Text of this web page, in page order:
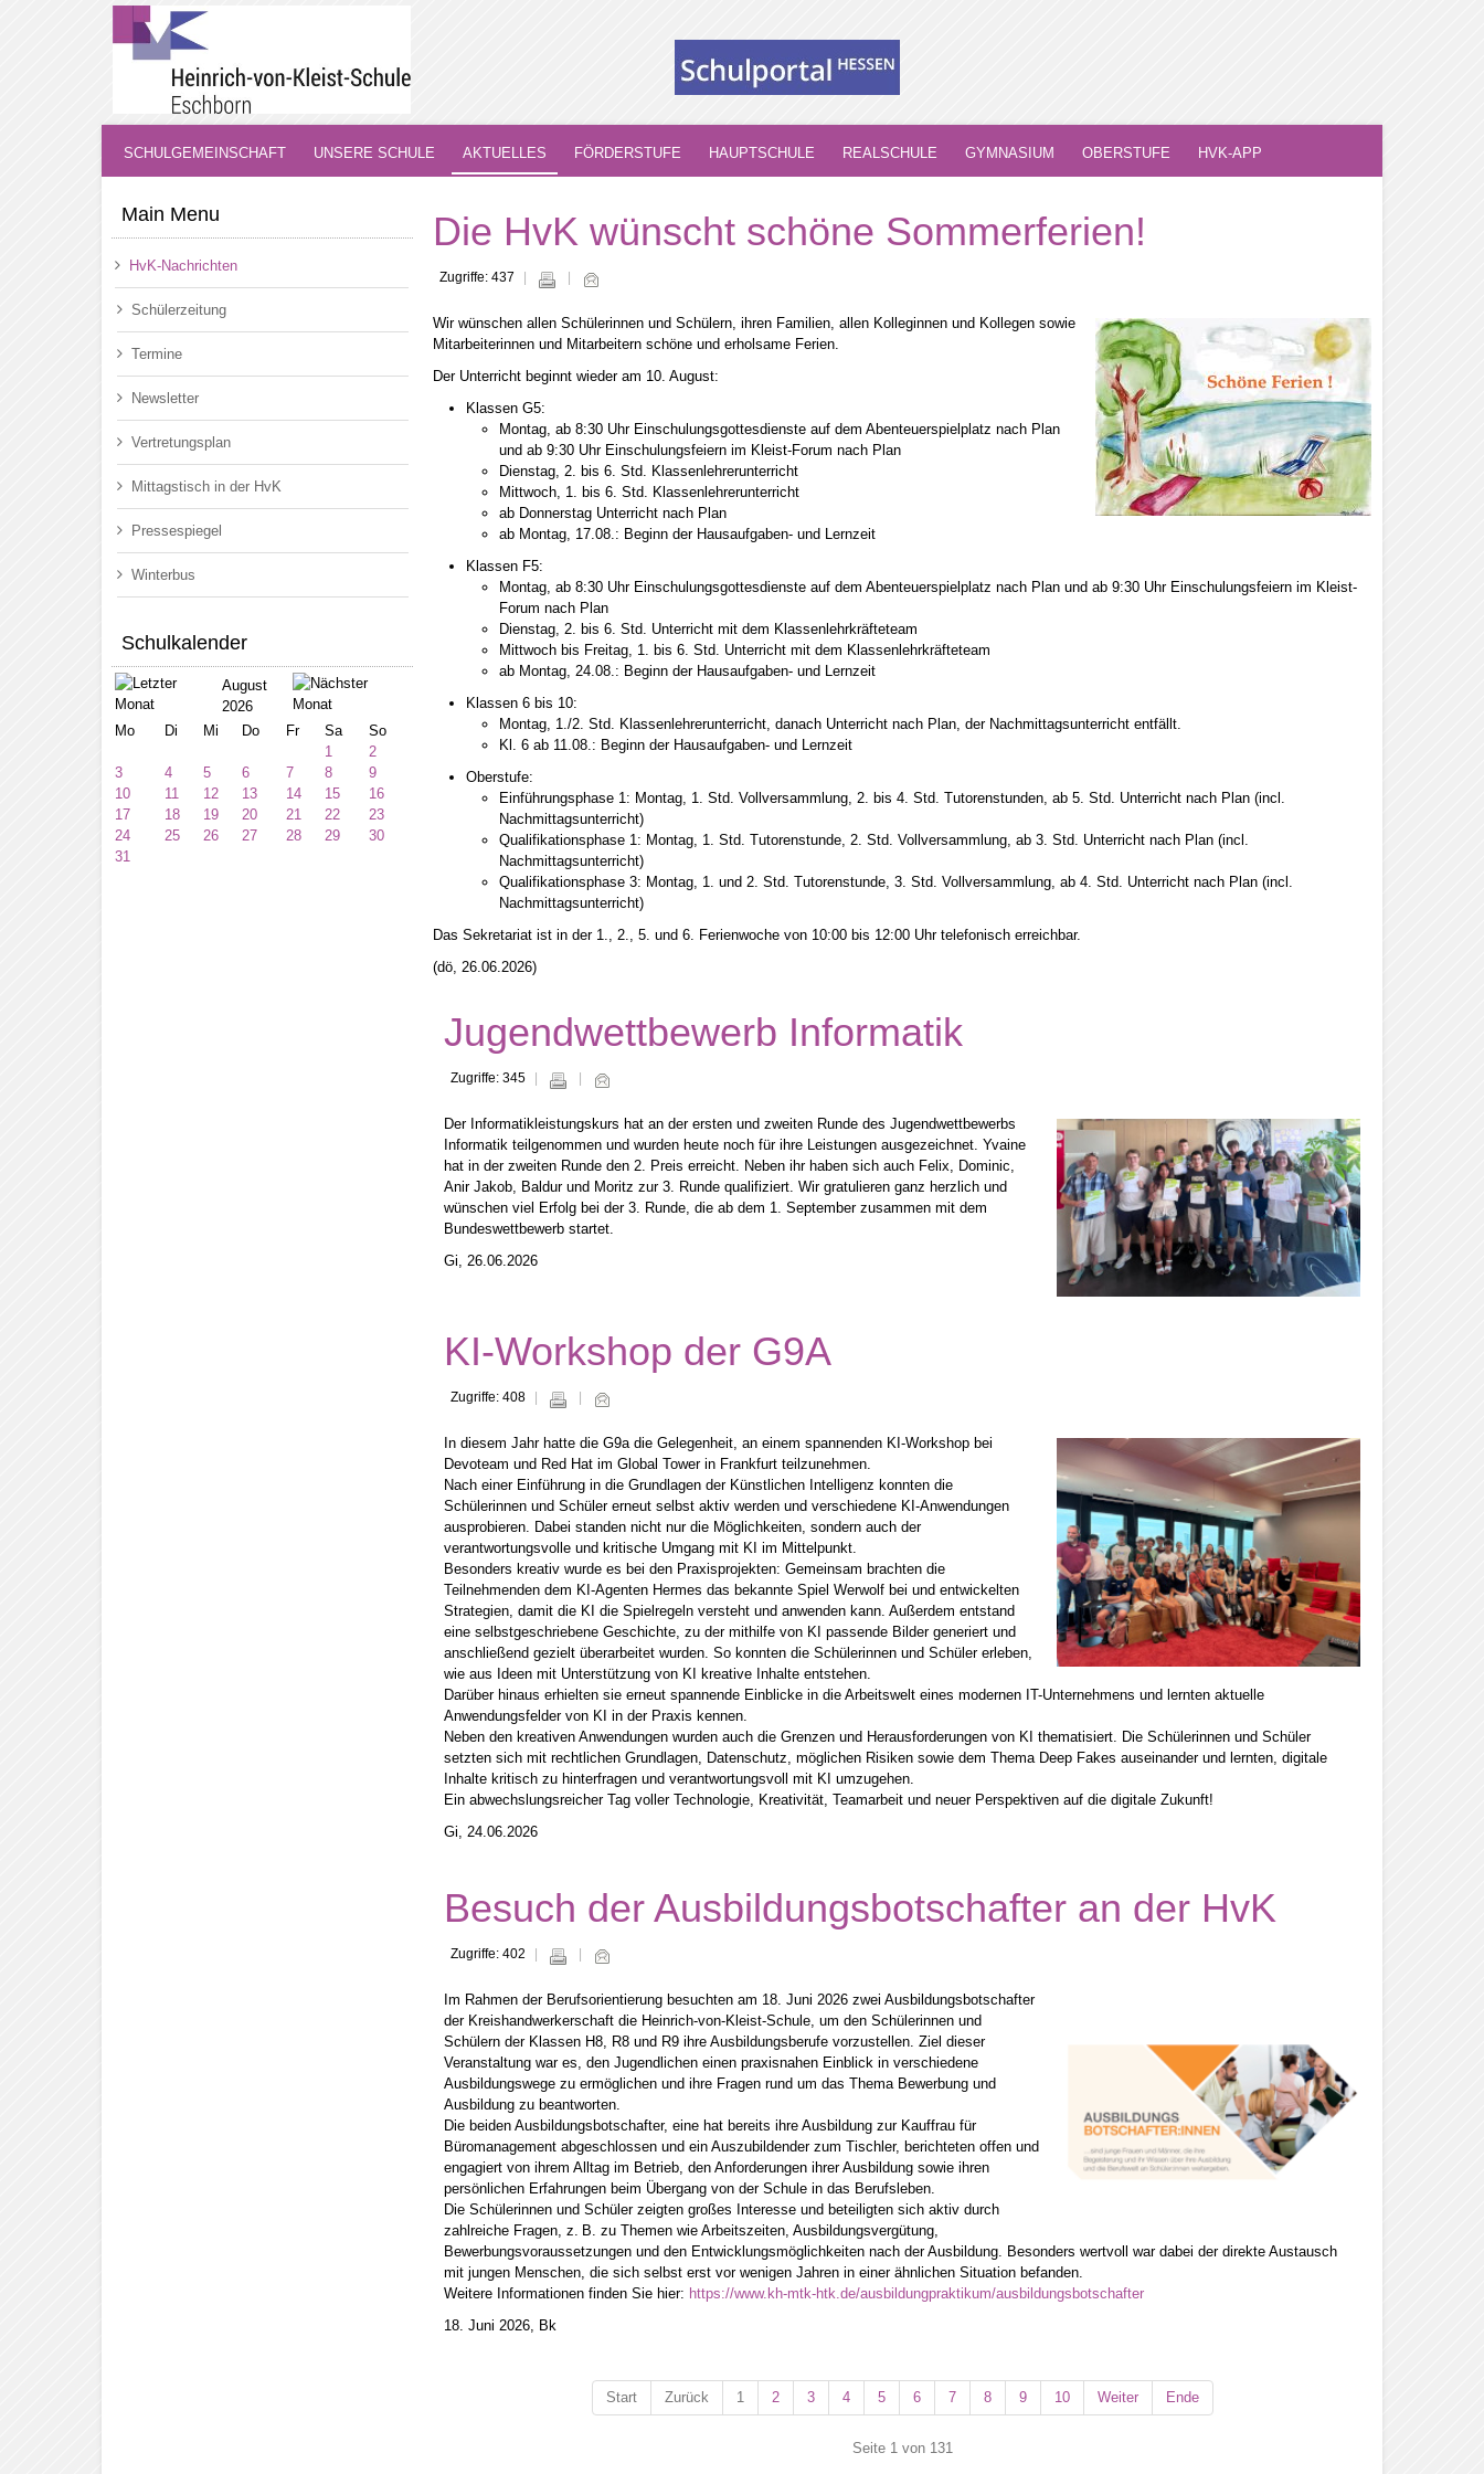
SCHULGEMEINSCHAFT UNSERE SCHULE AKTUELLES FÖRDERSTUFE HAUPTSCHULE REALSCHULE GYMNASIUM OBERSTUFE HVK-APP
Main Menu
HvK-Nachrichten
Schülerzeitung
Termine
Newsletter
Vertretungsplan
Mittagstisch in der HvK
Pressespiegel
Winterbus
Schulkalender
August
2026
Mo
Di Mi Do Fr Sa
So
1
2
3
4 5 6 7 8
9
10
11 12 13 14 15
16
17
18 19 20 21 22
23
24
25 26 27 28 29
30
31
Die HvK wünscht schöne Sommerferien!
Zugriffe: 437
Wir wünschen allen Schülerinnen und Schülern, ihren Familien, allen Kolleginnen und Kollegen sowie
Mitarbeiterinnen und Mitarbeitern schöne und erholsame Ferien.
Der Unterricht beginnt wieder am 10. August:
Klassen G5:
Montag, ab 8:30 Uhr Einschulungsgottesdienste auf dem Abenteuerspielplatz nach Plan
und ab 9:30 Uhr Einschulungsfeiern im Kleist-Forum nach Plan
Dienstag, 2. bis 6. Std. Klassenlehrerunterricht
Mittwoch, 1. bis 6. Std. Klassenlehrerunterricht
ab Donnerstag Unterricht nach Plan
ab Montag, 17.08.: Beginn der Hausaufgaben- und Lernzeit
Klassen F5:
Montag, ab 8:30 Uhr Einschulungsgottesdienste auf dem Abenteuerspielplatz nach Plan und ab 9:30 Uhr Einschulungsfeiern im Kleist-
Forum nach Plan
Dienstag, 2. bis 6. Std. Unterricht mit dem Klassenlehrkräfteteam
Mittwoch bis Freitag, 1. bis 6. Std. Unterricht mit dem Klassenlehrkräfteteam
ab Montag, 24.08.: Beginn der Hausaufgaben- und Lernzeit
Klassen 6 bis 10:
Montag, 1./2. Std. Klassenlehrerunterricht, danach Unterricht nach Plan, der Nachmittagsunterricht entfällt.
Kl. 6 ab 11.08.: Beginn der Hausaufgaben- und Lernzeit
Oberstufe:
Einführungsphase 1: Montag, 1. Std. Vollversammlung, 2. bis 4. Std. Tutorenstunden, ab 5. Std. Unterricht nach Plan (incl.
Nachmittagsunterricht)
Qualifikationsphase 1: Montag, 1. Std. Tutorenstunde, 2. Std. Vollversammlung, ab 3. Std. Unterricht nach Plan (incl.
Nachmittagsunterricht)
Qualifikationsphase 3: Montag, 1. und 2. Std. Tutorenstunde, 3. Std. Vollversammlung, ab 4. Std. Unterricht nach Plan (incl.
Nachmittagsunterricht)
Das Sekretariat ist in der 1., 2., 5. und 6. Ferienwoche von 10:00 bis 12:00 Uhr telefonisch erreichbar.
(dö, 26.06.2026)
Jugendwettbewerb Informatik
Zugriffe: 345
Der Informatikleistungskurs hat an der ersten und zweiten Runde des Jugendwettbewerbs
Informatik teilgenommen und wurden heute noch für ihre Leistungen ausgezeichnet. Yvaine
hat in der zweiten Runde den 2. Preis erreicht. Neben ihr haben sich auch Felix, Dominic,
Anir Jakob, Baldur und Moritz zur 3. Runde qualifiziert. Wir gratulieren ganz herzlich und
wünschen viel Erfolg bei der 3. Runde, die ab dem 1. September zusammen mit dem
Bundeswettbewerb startet.
Gi, 26.06.2026
KI-Workshop der G9A
Zugriffe: 408
In diesem Jahr hatte die G9a die Gelegenheit, an einem spannenden KI-Workshop bei
Devoteam und Red Hat im Global Tower in Frankfurt teilzunehmen.
Nach einer Einführung in die Grundlagen der Künstlichen Intelligenz konnten die
Schülerinnen und Schüler erneut selbst aktiv werden und verschiedene KI-Anwendungen
ausprobieren. Dabei standen nicht nur die Möglichkeiten, sondern auch der
verantwortungsvolle und kritische Umgang mit KI im Mittelpunkt.
Besonders kreativ wurde es bei den Praxisprojekten: Gemeinsam brachten die
Teilnehmenden dem KI-Agenten Hermes das bekannte Spiel Werwolf bei und entwickelten
Strategien, damit die KI die Spielregeln versteht und anwenden kann. Außerdem entstand
eine selbstgeschriebene Geschichte, zu der mithilfe von KI passende Bilder generiert und
anschließend gezielt überarbeitet wurden. So konnten die Schülerinnen und Schüler erleben,
wie aus Ideen mit Unterstützung von KI kreative Inhalte entstehen.
Darüber hinaus erhielten sie erneut spannende Einblicke in die Arbeitswelt eines modernen IT-Unternehmens und lernten aktuelle
Anwendungsfelder von KI in der Praxis kennen.
Neben den kreativen Anwendungen wurden auch die Grenzen und Herausforderungen von KI thematisiert. Die Schülerinnen und Schüler
setzten sich mit rechtlichen Grundlagen, Datenschutz, möglichen Risiken sowie dem Thema Deep Fakes auseinander und lernten, digitale
Inhalte kritisch zu hinterfragen und verantwortungsvoll mit KI umzugehen.
Ein abwechslungsreicher Tag voller Technologie, Kreativität, Teamarbeit und neuer Perspektiven auf die digitale Zukunft!
Gi, 24.06.2026
Besuch der Ausbildungsbotschafter an der HvK
Zugriffe: 402
Im Rahmen der Berufsorientierung besuchten am 18. Juni 2026 zwei Ausbildungsbotschafter
der Kreishandwerkerschaft die Heinrich-von-Kleist-Schule, um den Schülerinnen und
Schülern der Klassen H8, R8 und R9 ihre Ausbildungsberufe vorzustellen. Ziel dieser
Veranstaltung war es, den Jugendlichen einen praxisnahen Einblick in verschiedene
Ausbildungswege zu ermöglichen und ihre Fragen rund um das Thema Bewerbung und
Ausbildung zu beantworten.
Die beiden Ausbildungsbotschafter, eine hat bereits ihre Ausbildung zur Kauffrau für
Büromanagement abgeschlossen und ein Auszubildender zum Tischler, berichteten offen und
engagiert von ihrem Alltag im Betrieb, den Anforderungen ihrer Ausbildung sowie ihren
persönlichen Erfahrungen beim Übergang von der Schule in das Berufsleben.
Die Schülerinnen und Schüler zeigten großes Interesse und beteiligten sich aktiv durch
zahlreiche Fragen, z. B. zu Themen wie Arbeitszeiten, Ausbildungsvergütung,
Bewerbungsvoraussetzungen und den Entwicklungsmöglichkeiten nach der Ausbildung. Besonders wertvoll war dabei der direkte Austausch
mit jungen Menschen, die sich selbst erst vor wenigen Jahren in einer ähnlichen Situation befanden.
Weitere Informationen finden Sie hier: https://www.kh-mtk-htk.de/ausbildungpraktikum/ausbildungsbotschafter
18. Juni 2026, Bk
Start Zurück 1 2 3 4 5 6 7 8 9 10 Weiter Ende
Seite 1 von 131